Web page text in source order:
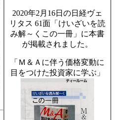
2020年2月16日の日経ヴェ
リタス 61面「けいざいを読
み解～くこの一冊」に本書
が掲載されました。
「Ｍ＆Ａに伴う価格変動に
目をつけた投資家に学ぶ」